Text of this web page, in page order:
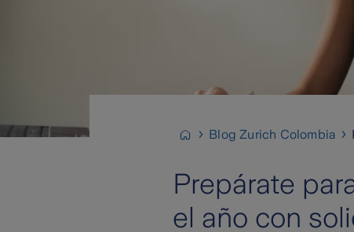
Blog Zurich Colombia
Prepárate
el año con